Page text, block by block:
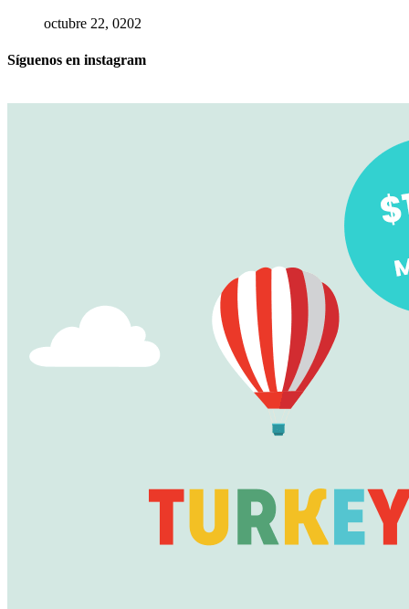
octubre 22, 0202
Síguenos en instagram